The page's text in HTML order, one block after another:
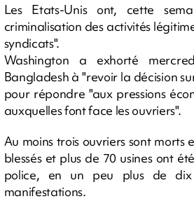
Les Etats-Unis ont, cette
criminalisation des activités
syndicats".
Washington a exhorté
Bangladesh à "revoir la décision
pour répondre "aux pressions
auxquelles font face les ouvriers".
Au moins trois ouvriers sont morts
blessés et plus de 70 usines ont
police, en un peu plus de dix
manifestations.